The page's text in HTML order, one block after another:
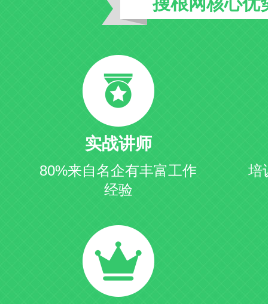
实战讲师
80%来自名企有丰富工作
经验
培